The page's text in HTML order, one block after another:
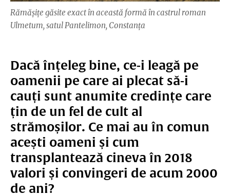
Rămăşiţe găsite exact în această formă în castrul roman
Ulmetum, satul Pantelimon, Constanța
Dacă înțeleg bine, ce-i leagă pe
oamenii pe care ai plecat să-i
cauți sunt anumite credințe care
țin de un fel de cult al
strămoșilor. Ce mai au în comun
acești oameni și cum
transplantează cineva în 2018
valori și convingeri de acum 2000
de ani?